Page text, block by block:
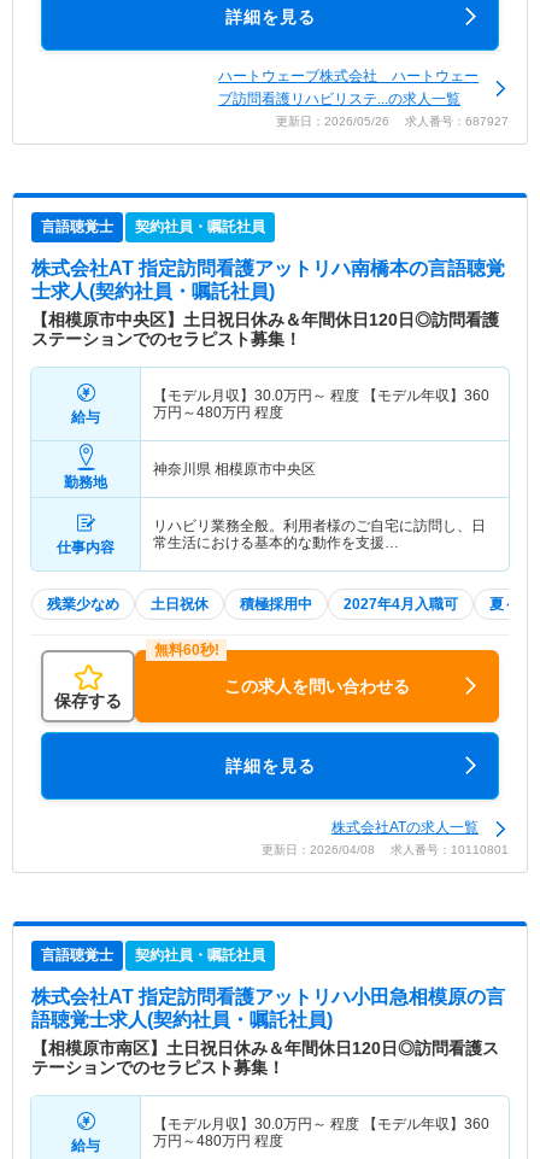
詳細を見る
ハートウェーブ株式会社 ハートウェー
ブ訪問看護リハビリステ...の求人一覧
更新日：2026/05/26 求人番号：687927
言語聴覚士 契約社員・嘱託社員
株式会社AT 指定訪問看護アットリハ南橋本の言語聴覚
士求人(契約社員・嘱託社員)
【相模原市中央区】土日祝日休み＆年間休日120日◎訪問看護
ステーションでのセラピスト募集！
給与
【モデル月収】 30.0万円～ 程度 【モデル年収】 360
万円～480万円 程度
勤務地
神奈川県 相模原市中央区
仕事内容
リハビリ業務全般。利用者様のご自宅に訪問し、日
常生活における基本的な動作を支援…
残業少なめ 土日祝休 積極採用中 2027年4月入職可 夏～秋
保存する
この求人を問い合わせる
詳細を見る
株式会社ATの求人一覧
更新日：2026/04/08 求人番号：10110801
言語聴覚士 契約社員・嘱託社員
株式会社AT 指定訪問看護アットリハ小田急相模原の言
語聴覚士求人(契約社員・嘱託社員)
【相模原市南区】土日祝日休み＆年間休日120日◎訪問看護ス
テーションでのセラピスト募集！
給与
【モデル月収】 30.0万円～ 程度 【モデル年収】 360
万円～480万円 程度